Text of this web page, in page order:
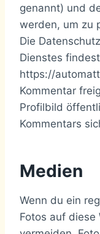
genannt) und
werden, um zu
Die
Dienstes
https://
Kommentar
Profilbild
Kommentars
Medien
Wenn du ein
Fotos auf